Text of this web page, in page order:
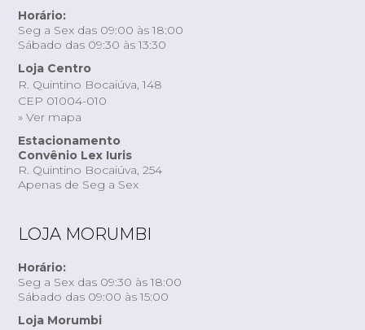
Horário:
Seg a Sex das 09:00 às 18:00
Sábado das 09:30 às 13:30
Loja Centro
R. Quintino Bocaiúva, 148
CEP 01004-010
» Ver mapa
Estacionamento
Convênio Lex Iuris
R. Quintino Bocaiúva, 254
Apenas de Seg a Sex
LOJA MORUMBI
Horário:
Seg a Sex das 09:30 às 18:00
Sábado das 09:00 às 15:00
Loja Morumbi